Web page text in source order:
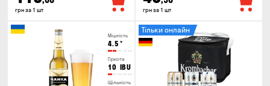
грн за 1 шт грн за 1 шт
Міцність
4.5 °
Гіркота
10 IBU
Щільність
Тільки онлайн